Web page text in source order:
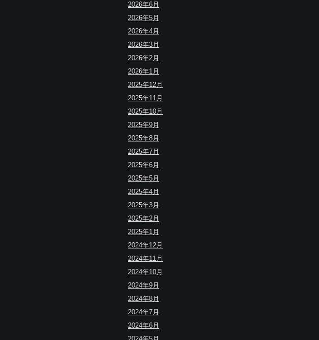
2026年6月
2026年5月
2026年4月
2026年3月
2026年2月
2026年1月
2025年12月
2025年11月
2025年10月
2025年9月
2025年8月
2025年7月
2025年6月
2025年5月
2025年4月
2025年3月
2025年2月
2025年1月
2024年12月
2024年11月
2024年10月
2024年9月
2024年8月
2024年7月
2024年6月